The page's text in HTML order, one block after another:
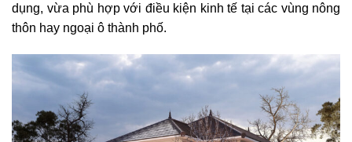
dụng, vừa phù hợp với điều kiện kinh tế tại các vùng nông
thôn hay ngoại ô thành phố.